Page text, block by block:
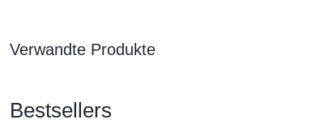
Verwandte Produkte
Bestsellers